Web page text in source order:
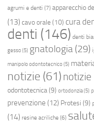
agrumi e denti (7) apparecchio
(13) cavo orale(10) cura
denti (146) denti
gesso(5) gnatologia (29)
manipolo odontotecnico(5)
notizie (61) notizie
odontotecnica (9) ortodonzia(5)
prevenzione (12) Protesi (9)
(14) resine acriliche (6)